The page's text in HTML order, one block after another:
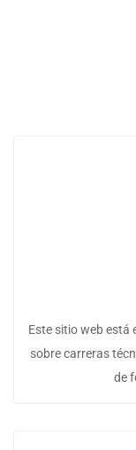
Este sitio web está
sobre carreras
de